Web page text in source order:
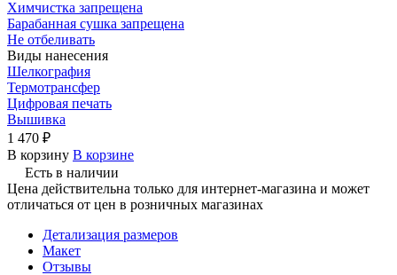
Химчистка запрещена
Барабанная сушка запрещена
Не отбеливать
Виды нанесения
Шелкография
Термотрансфер
Цифровая печать
Вышивка
1 470 ₽
В корзину В корзине
Есть в наличии
Цена действительна только для интернет-магазина и может
отличаться от цен в розничных магазинах
Детализация размеров
Макет
Отзывы